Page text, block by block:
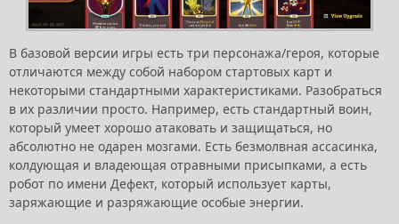
В базовой версии игры есть три персонажа/героя, которые
отличаются между собой набором стартовых карт и
некоторыми стандартными характеристиками. Разобраться
в их различии просто. Например, есть стандартный воин,
который умеет хорошо атаковать и защищаться, но
абсолютно не одарен мозгами. Есть безмолвная ассасинка,
колдующая и владеющая отравными присыпками, а есть
робот по имени Дефект, который использует карты,
заряжающие и разряжающие особые энергии.